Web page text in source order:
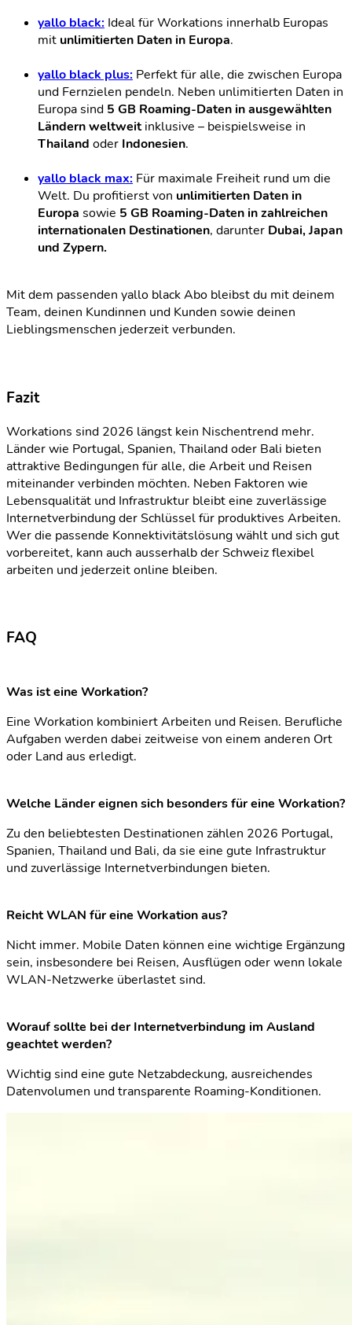
yallo black: Ideal für Workations innerhalb Europas
mit unlimitierten Daten in Europa.
yallo black plus: Perfekt für alle, die zwischen Europa
und Fernzielen pendeln. Neben unlimitierten Daten in
Europa sind 5 GB Roaming-Daten in ausgewählten
Ländern weltweitinklusive – beispielsweise in
Thailand oder Indonesien.
yallo black max: Für maximale Freiheit rund um die
Welt. Du profitierst von unlimitierten Daten in
Europa sowie 5 GB Roaming-Daten in zahlreichen
internationalen Destinationen, darunter Dubai, Japan
und Zypern.
Mit dem passenden yallo black Abo bleibst du mit deinem
Team, deinen Kundinnen und Kunden sowie deinen
Lieblingsmenschen jederzeit verbunden.
Fazit
Workations sind 2026 längst kein Nischentrend mehr.
Länder wie Portugal, Spanien, Thailand oder Bali bieten
attraktive Bedingungen für alle, die Arbeit und Reisen
miteinander verbinden möchten. Neben Faktoren wie
Lebensqualität und Infrastruktur bleibt eine zuverlässige
Internetverbindung der Schlüssel für produktives Arbeiten.
Wer die passende Konnektivitätslösung wählt und sich gut
vorbereitet, kann auch ausserhalb der Schweiz flexibel
arbeiten und jederzeit online bleiben.
FAQ
Was ist eine Workation?
Eine Workation kombiniert Arbeiten und Reisen. Berufliche
Aufgaben werden dabei zeitweise von einem anderen Ort
oder Land aus erledigt.
Welche Länder eignen sich besonders für eine Workation?
Zu den beliebtesten Destinationen zählen 2026 Portugal,
Spanien, Thailand und Bali, da sie eine gute Infrastruktur
und zuverlässige Internetverbindungen bieten.
Reicht WLAN für eine Workation aus?
Nicht immer. Mobile Daten können eine wichtige Ergänzung
sein, insbesondere bei Reisen, Ausflügen oder wenn lokale
WLAN-Netzwerke überlastet sind.
Worauf sollte bei der Internetverbindung im Ausland
geachtet werden?
Wichtig sind eine gute Netzabdeckung, ausreichendes
Datenvolumen und transparente Roaming-Konditionen.